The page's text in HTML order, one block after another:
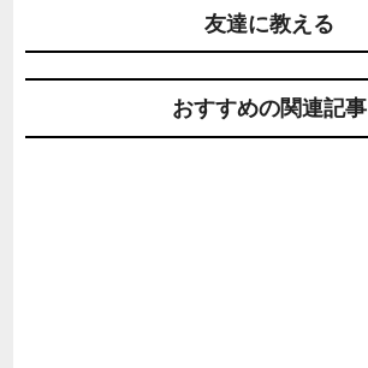
友達に教える
おすすめの関連記事